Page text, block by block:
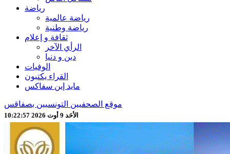
رياضة
رياضة عالمية
رياضة وطنية
ثقافة و إعلام
الرأي الآخر
دين و دنيا
الوفيات
القراء يكتبون
مايد إين سفاكس
موقع الصحفيين التونسيين بصفاقس
الأحَد 9 أوت 2026 10:22:59